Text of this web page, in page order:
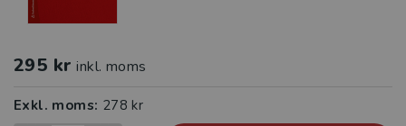
295 kr inkl. moms
Exkl. moms: 278 kr